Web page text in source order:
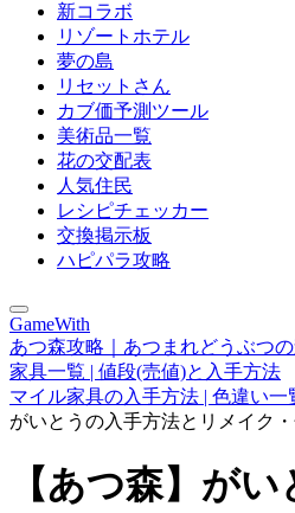
新コラボ
リゾートホテル
夢の島
リセットさん
カブ価予測ツール
美術品一覧
花の交配表
人気住民
レシピチェッカー
交換掲示板
ハピパラ攻略
GameWith
あつ森攻略｜あつまれどうぶつ
家具一覧 | 値段(売値)と入手方法
マイル家具の入手方法 | 色違い一
がいとうの入手方法とリメイク
【あつ森】が